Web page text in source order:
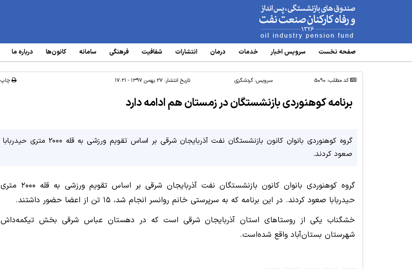
www.oipf.ir
صفحه نخست سرویس‌ اخبار خدمات درمان انتشارات شفافیت فرهنگی سامانه‌ کانون‌ها درباره ما
کد مطلب: 5090 سرویس: گردشگری تاریخ انتشار:۲۷ بهمن ۱۳۹۷ - ۱۷:۲۱ چاپ
برنامه کوهنوردی بازنشستگان در زمستان هم ادامه دارد
گروه کوهنوردی بانوان کانون بازنشستگان نفت آذربایجان شرقی بر اساس تقویم ورزشی به قله ۲۰۰۰ متری حیدربابا
صعود کردند.
گروه کوهنوردی بانوان کانون بازنشستگان نفت آذربایجان شرقی بر اساس تقویم ورزشی به قله ۲۰۰۰ متری
حیدربابا صعود کردند. در این برنامه که به سرپرستی خانم روانسر انجام شد، ۱۵ تن از اعضا حضور داشتند.
خشگناب یکی از روستاهای استان آذربایجان شرقی است که در دهستان عباس شرقی بخش تیکمه‌داش
شهرستان بستان‌آباد واقع شده‌است.